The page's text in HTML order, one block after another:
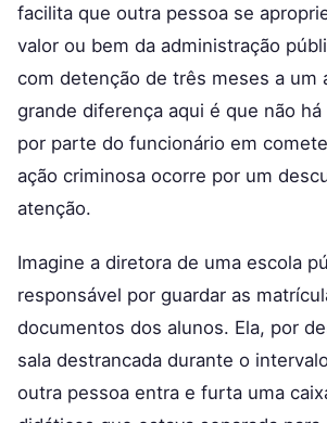
facilita que outra pessoa se
valor ou bem da administração
com detenção de três meses a um
grande diferença aqui é que não
por parte do funcionário em
ação criminosa ocorre por um
atenção.
Imagine a diretora de uma escola
responsável por guardar as
documentos dos alunos. Ela, por
sala destrancada durante o
outra pessoa entra e furta uma